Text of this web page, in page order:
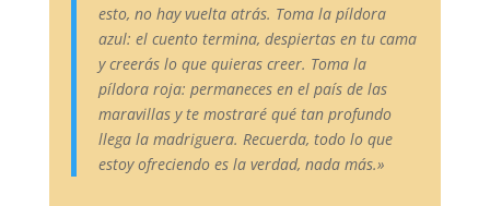
esto, no hay vuelta atrás. Toma la píldora
azul: el cuento termina, despiertas en tu cama
y creerás lo que quieras creer. Toma la
píldora roja: permaneces en el país de las
maravillas y te mostraré qué tan profundo
llega la madriguera. Recuerda, todo lo que
estoy ofreciendo es la verdad, nada más.»